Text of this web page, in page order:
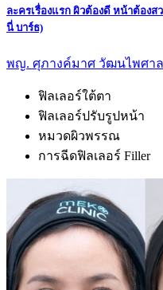
ละครเรื่องแรก ผิวต้องดี หน้าต้องส
นี่ บาร์ธ)
พญ. ศุภางค์มาศ วัฒนไพศาล
ฟิลเลอร์ใต้ตา
ฟิลเลอร์ปรับรูปหน้า
หมวดผิวพรรณ
การฉีดฟิลเลอร์ Filler